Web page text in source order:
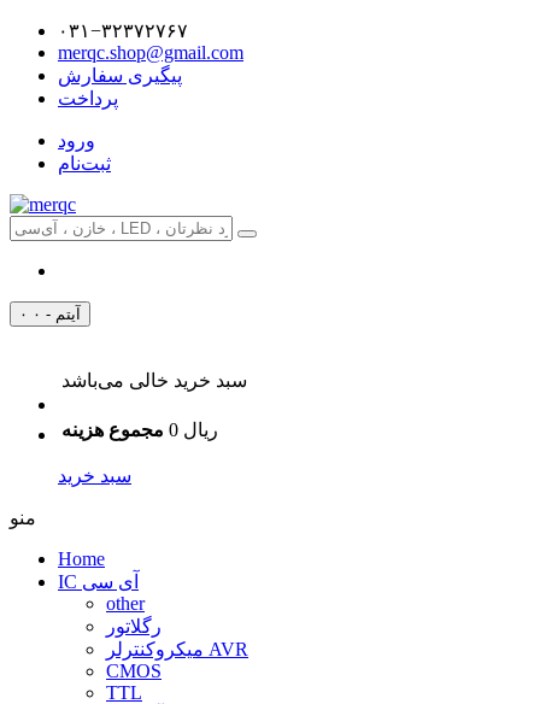
۰۳۱−۳۲۳۷۲۷۶۷
merqc.shop@gmail.com
پیگیری سفارش
پرداخت
ورود
ثبت‌نام
۰ آیتم - ۰
سبد خرید خالی می‌باشد
مجموع هزینه 0 ریال
سبد خرید
منو
Home
IC آی سی
other
رگلاتور
میکروکنترلر AVR
CMOS
TTL